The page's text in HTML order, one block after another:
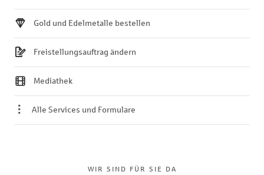
WIR SIND FÜR SIE DA
Gold und Edelmetalle bestellen
Freistellungsauftrag ändern
Mediathek
Alle Services und Formulare